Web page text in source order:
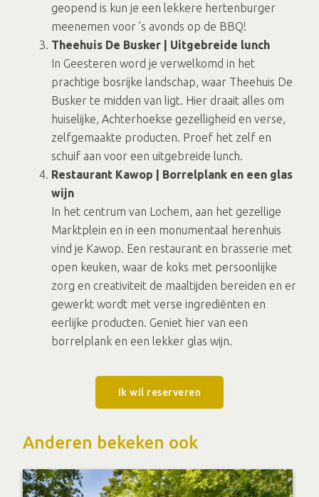
geopend is kun je een lekkere hertenburger
meenemen voor ’s avonds op de BBQ!
Theehuis De Busker | Uitgebreide lunch
In Geesteren word je verwelkomd in het
prachtige bosrijke landschap, waar Theehuis De
Busker te midden van ligt. Hier draait alles om
huiselijke, Achterhoekse gezelligheid en verse,
zelfgemaakte producten. Proef het zelf en
schuif aan voor een uitgebreide lunch.
Restaurant Kawop | Borrelplank en een glas
wijn
In het centrum van Lochem, aan het gezellige
Marktplein en in een monumentaal herenhuis
vind je Kawop. Een restaurant en brasserie met
open keuken, waar de koks met persoonlijke
zorg en creativiteit de maaltijden bereiden en er
gewerkt wordt met verse ingrediënten en
eerlijke producten. Geniet hier van een
borrelplank en een lekker glas wijn.
Ik wil reserveren
Anderen bekeken ook